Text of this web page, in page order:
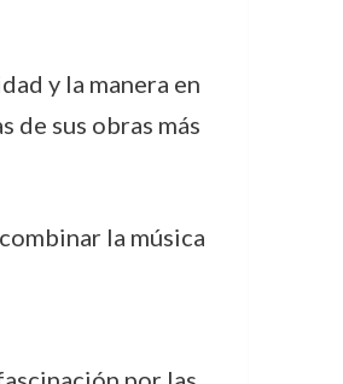
y la manera en
de sus obras más
la música